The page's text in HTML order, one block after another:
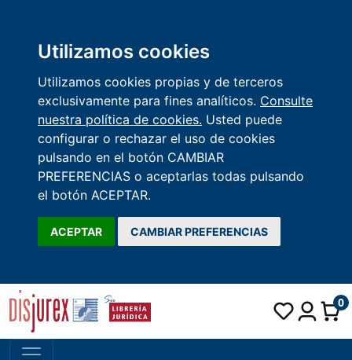
Utilizamos cookies
Utilizamos cookies propias y de terceros
exclusivamente para fines analíticos. Consulte
nuestra política de cookies. Usted puede
configurar o rechazar el uso de cookies
pulsando en el botón CAMBIAR
PREFERENCIAS o aceptarlas todas pulsando
el botón ACEPTAR.
ACEPTAR CAMBIAR PREFERENCIAS
0